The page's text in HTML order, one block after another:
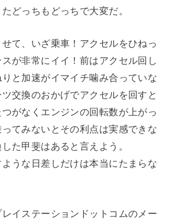
どっちもどっちで大変だ。
て、いざ乗車！アクセルをひねっ
が非常にイイ！前はアクセル回し
と加速がイマイチ噛み合っていな
交換のおかげでアクセルを回すと
がなくエンジンの回転数が上がっ
てみないとその利点は実感できな
た甲斐はあると言えよう。
うな日差しだけは本当にたまらな
イステーションドットコムのメー